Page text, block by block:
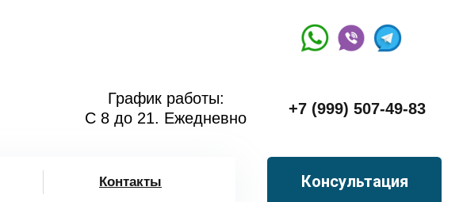
График работы:
С 8 до 21. Ежедневно
+7 (999) 507-49-83
Контакты Консультация